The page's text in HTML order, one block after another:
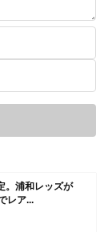
。浦和レッズが
レア...